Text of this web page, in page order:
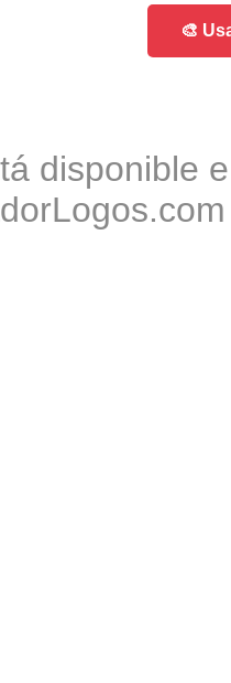
🎨
disponible